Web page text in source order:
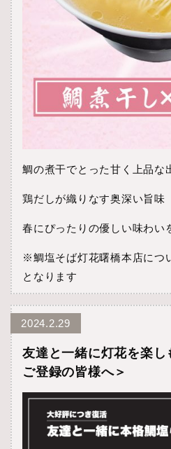
鯛の煮干でとった甘く上品な
鶏だしが織りなす奥深い旨味
春にぴったりの優しい味わい
※鯛塩そば灯花曙橋本店につ
となります
2024.2.29
友達と一緒に灯花を楽
ご登録の皆様へ＞